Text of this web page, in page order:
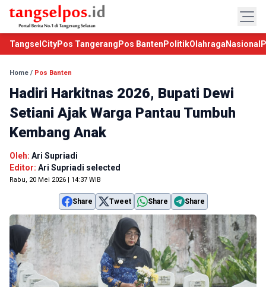
TangselCityPos Tangerang Pos Banten PolitikOlahraga Nasional
Home / Pos Banten
Hadiri Harkitnas 2026, Bupati Dewi
Setiani Ajak Warga Pantau Tumbuh
Kembang Anak
Oleh: Ari Supriadi
Editor: Ari Supriadi selected
Rabu, 20 Mei 2026 | 14:37 WIB
Share Tweet Share Share